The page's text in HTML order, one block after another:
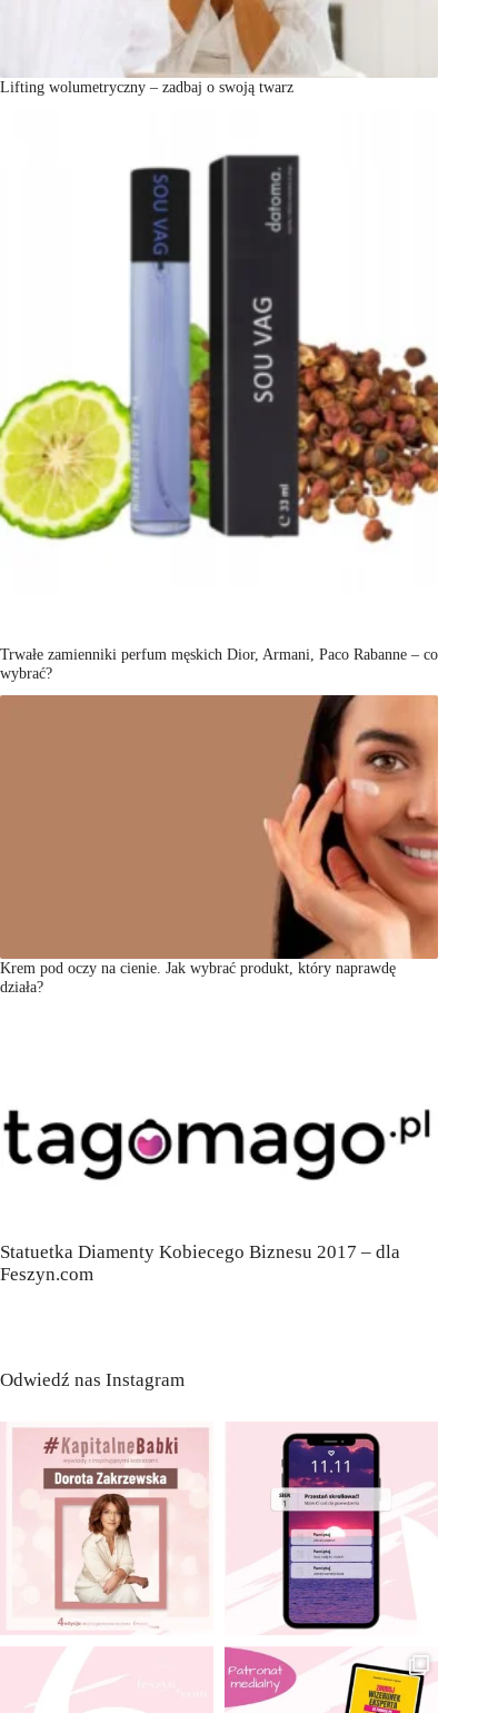
Lifting wolumetryczny – zadbaj o swoją twarz
Trwałe zamienniki perfum męskich Dior, Armani, Paco Rabanne – co
wybrać?
Krem pod oczy na cienie. Jak wybrać produkt, który naprawdę
działa?
Statuetka Diamenty Kobiecego Biznesu 2017 – dla
Feszyn.com
Odwiedź nas Instagram